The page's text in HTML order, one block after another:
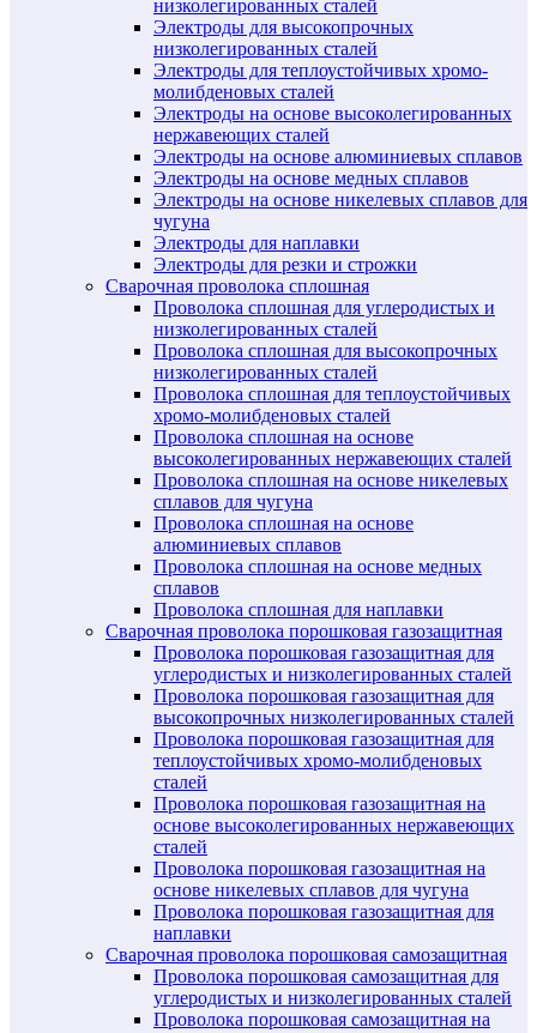
низколегированных сталей
Электроды для высокопрочных
низколегированных сталей
Электроды для теплоустойчивых хромо-
молибденовых сталей
Электроды на основе высоколегированных
нержавеющих сталей
Электроды на основе алюминиевых сплавов
Электроды на основе медных сплавов
Электроды на основе никелевых сплавов для
чугуна
Электроды для наплавки
Электроды для резки и строжки
Сварочная проволока сплошная
Проволока сплошная для углеродистых и
низколегированных сталей
Проволока сплошная для высокопрочных
низколегированных сталей
Проволока сплошная для теплоустойчивых
хромо-молибденовых сталей
Проволока сплошная на основе
высоколегированных нержавеющих сталей
Проволока сплошная на основе никелевых
сплавов для чугуна
Проволока сплошная на основе
алюминиевых сплавов
Проволока сплошная на основе медных
сплавов
Проволока сплошная для наплавки
Сварочная проволока порошковая газозащитная
Проволока порошковая газозащитная для
углеродистых и низколегированных сталей
Проволока порошковая газозащитная для
высокопрочных низколегированных сталей
Проволока порошковая газозащитная для
теплоустойчивых хромо-молибденовых
сталей
Проволока порошковая газозащитная на
основе высоколегированных нержавеющих
сталей
Проволока порошковая газозащитная на
основе никелевых сплавов для чугуна
Проволока порошковая газозащитная для
наплавки
Сварочная проволока порошковая самозащитная
Проволока порошковая самозащитная для
углеродистых и низколегированных сталей
Проволока порошковая самозащитная на